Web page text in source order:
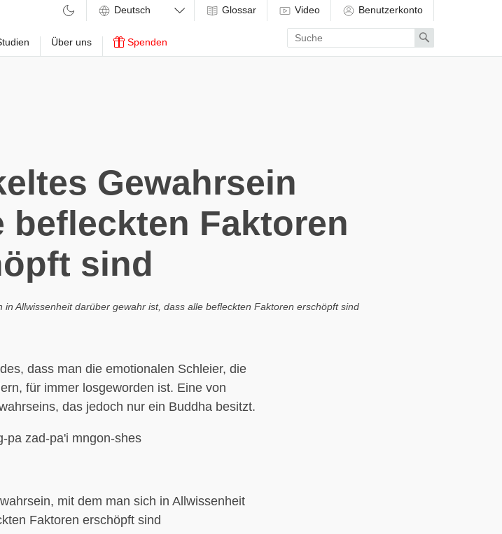
Über uns Spenden
Glossar Video Benutzerkonto
Enter
search
term
Search
Gewahrsein
befleckten Faktoren
sind
Allwissenheit darüber gewahr ist, dass alle befleckten Faktoren erschöpft sind
dass man die emotionalen Schleier, die
für immer losgeworden ist. Eine von
das jedoch nur ein Buddha besitzt.
pa zad-pa'i mngon-shes
mit dem man sich in Allwissenheit
Faktoren erschöpft sind